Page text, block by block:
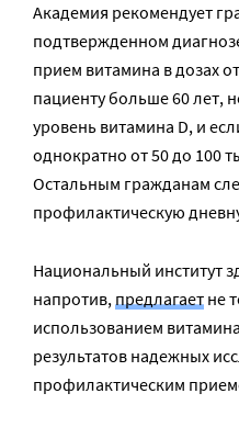
Академия рекомендует
подтвержденном
прием витамина в дозах
пациенту больше 60 лет,
уровень витамина D, и
однократно от 50 до 100
Остальным гражданам
профилактическую
Национальный институт
напротив,предлагает не
использованием
результатов надежных
профилактическим